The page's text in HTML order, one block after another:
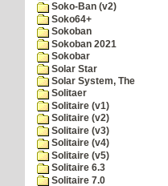
Soko-Ban (v2)
Soko64+
Sokoban
Sokoban 2021
Sokobar
Solar Star
Solar System, The
Solitaer
Solitaire (v1)
Solitaire (v2)
Solitaire (v3)
Solitaire (v4)
Solitaire (v5)
Solitaire 6.3
Solitaire 7.0